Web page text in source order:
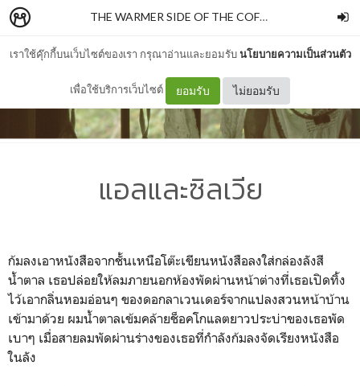
เราใช้คุ๊กกี้บนเว็บไซต์ของเรา กรุณาอ่านและยอมรับนโยบายความเป็นส่วนตัว
เพื่อใช้บริการเว็บไซต์ ยอมรับ ไม่ยอมรับ
THE WARMER SIDE OF THE COFFEE SHOP
แอลและซิลเวีย
ก้มลงเอาหนังสือจากชั้นเหนือโต๊ะเขียนหนังสือลงใส่กล่องลังสี
น้ำตาล เธอปล่อยให้ลมภายนอกห้องพัดผ่านหน้าต่างที่เธอเปิดทิ้ง
ไว้เอากลิ่นหอมอ่อนๆ ของดอกลาเวนเดอร์จากแปลงสวนหน้าบ้าน
เข้ามาด้วย ผมน้ำตาลเข้มคล้ายช็อคโกแลตยาวประบ่าของเธอพัด
เบาๆ เมื่อสายลมพัดผ่านร่างของเธอที่กำลังก้มลงจัดเรียงหนังสือ
ในลัง